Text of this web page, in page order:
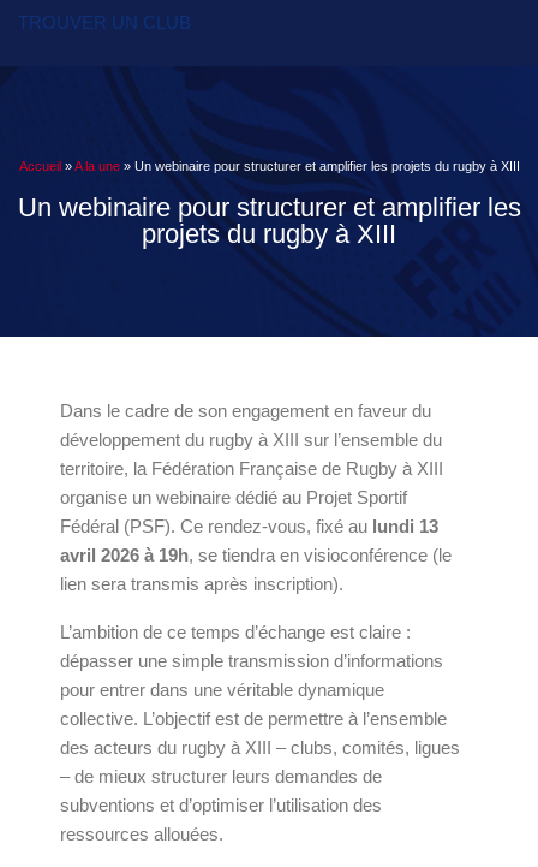
TROUVER UN CLUB
Accueil»A la une» Un webinaire pour structurer et amplifier les projets du rugby à XIII
Un webinaire pour structurer et amplifier les
projets du rugby à XIII
Dans le cadre de son engagement en faveur du
développement du rugby à XIII sur l’ensemble du
territoire, la Fédération Française de Rugby à XIII
organise un webinaire dédié au Projet Sportif
Fédéral (PSF). Ce rendez-vous, fixé au lundi 13
avril 2026 à 19h, se tiendra en visioconférence (le
lien sera transmis après inscription).
L’ambition de ce temps d’échange est claire :
dépasser une simple transmission d’informations
pour entrer dans une véritable dynamique
collective. L’objectif est de permettre à l’ensemble
des acteurs du rugby à XIII – clubs, comités, ligues
– de mieux structurer leurs demandes de
subventions et d’optimiser l’utilisation des
ressources allouées.